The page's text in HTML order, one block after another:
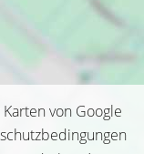
von Google